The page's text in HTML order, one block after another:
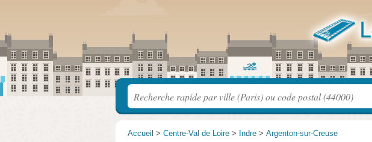
Accueil > Centre-Val de Loire > Indre > Argenton-sur-Creuse